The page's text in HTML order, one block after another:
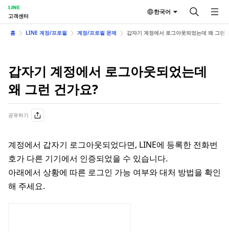
LINE
고객센터
한국어
홈 LINE 계정/프로필 계정/프로필 문제 갑자기 계정에서 로그아웃되었는데 왜 그런
갑자기 계정에서 로그아웃되었는데
왜 그런 건가요?
공유하기
계정에서 갑자기 로그아웃되었다면, LINE에 등록한 전화번
호가 다른 기기에서 인증되었을 수 있습니다.
아래에서 상황에 따른 로그인 가능 여부와 대처 방법을 확인
해 주세요.